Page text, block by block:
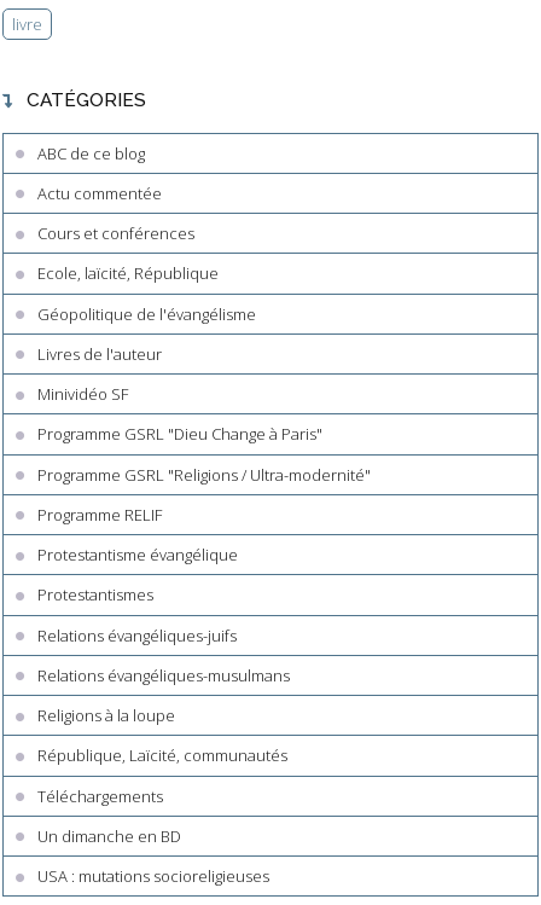
livre
CATÉGORIES
ABC de ce blog
Actu commentée
Cours et conférences
Ecole, laïcité, République
Géopolitique de l'évangélisme
Livres de l'auteur
Minividéo SF
Programme GSRL "Dieu Change à Paris"
Programme GSRL "Religions / Ultra-modernité"
Programme RELIF
Protestantisme évangélique
Protestantismes
Relations évangéliques-juifs
Relations évangéliques-musulmans
Religions à la loupe
République, Laïcité, communautés
Téléchargements
Un dimanche en BD
USA : mutations socioreligieuses